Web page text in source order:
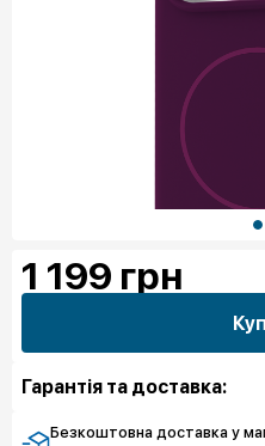
1 199 грн
Гарантія та доставка:
Безкоштовна доставка у